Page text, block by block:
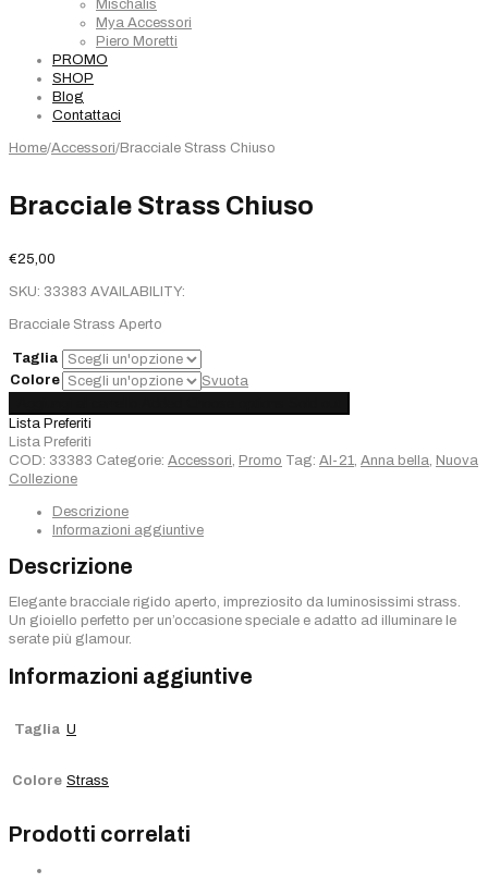
Mischalis
Mya Accessori
Piero Moretti
PROMO
SHOP
Blog
Contattaci
Home/Accessori/Bracciale Strass Chiuso
Bracciale Strass Chiuso
€25,00
SKU: 33383 AVAILABILITY:
Bracciale Strass Aperto
Taglia
Colore
Svuota
Strass
Chiuso
quantità
Lista Preferiti
Lista Preferiti
COD: 33383 Categorie: Accessori, Promo Tag: AI-21, Anna bella, Nuova
Collezione
Descrizione
Informazioni aggiuntive
Descrizione
Elegante bracciale rigido aperto, impreziosito da luminosissimi strass.
Un gioiello perfetto per un’occasione speciale e adatto ad illuminare le
serate più glamour.
Informazioni aggiuntive
Taglia U
Colore Strass
Prodotti correlati